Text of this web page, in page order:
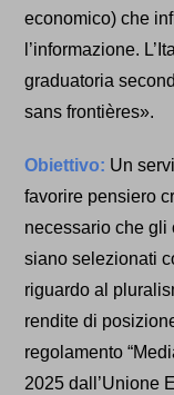
economico) che
l’informazione.
graduatoria
sans frontières».
Obiettivo: Un
favorire pensiero
necessario che gli
siano selezionati
riguardo al
rendite di
regolamento
2025 dall’Unione